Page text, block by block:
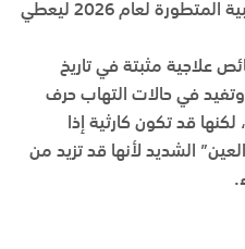
أطول بكثير من القطرات الطبية المتطورة لعام 2026 ليعطي
علاجية مثبتة في تاريخ
في حالات التهاب حرف
قد تكون كارثية إذا
الشديد لأنها قد تزيد من
.